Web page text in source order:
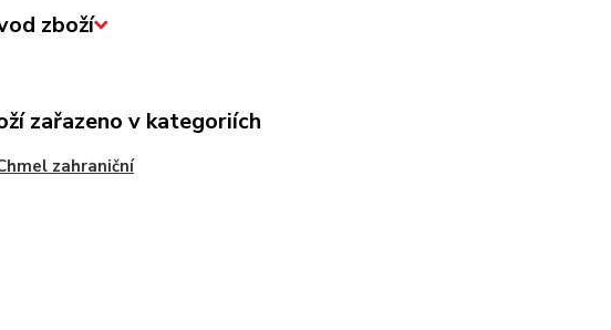
zboží
zařazeno v kategoriích
zahraniční